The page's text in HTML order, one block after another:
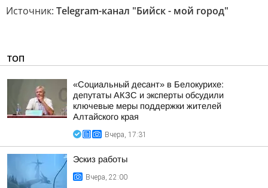
Источник: Telegram-канал "Бийск - мой город"
ТОП
«Социальный десант» в Белокурихе:
депутаты АКЗС и эксперты обсудили
ключевые меры поддержки жителей
Алтайского края
Вчера, 17:31
Эскиз работы
Вчера, 22:00